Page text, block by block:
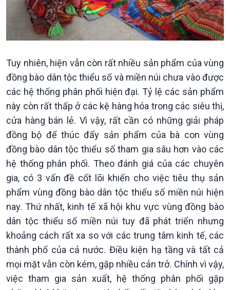
Xã hội
Tin Đời sống & Xã hội
360 độ Sức khỏe
Chuyển đổi Xanh
Tài nguyên và Môi trường
Chuyên gia của bạn
Xã hội chuyển động
Bước chân đến trường
Khoa học & Công nghệ
Tin Khoa học & Công nghệ
Kết nối công nghệ
Sống chung với biến đổi
khí hậu
Tuy nhiên, hiện vẫn còn rất nhiều sản phẩm của vùng
đồng bào dân tộc thiểu số và miền núi chưa vào được
các hệ thống phân phối hiện đại. Tỷ lệ các sản phẩm
này còn rất thấp ở các kệ hàng hóa trong các siêu thị,
cửa hàng bán lẻ. Vì vậy, rất cần có những giải pháp
đồng bộ để thúc đẩy sản phẩm của bà con vùng
đồng bào dân tộc thiểu số tham gia sâu hơn vào các
hệ thống phân phối. Theo đánh giá của các chuyên
gia, có 3 vấn đề cốt lõi khiến cho việc tiêu thụ sản
phẩm vùng đồng bào dân tộc thiểu số miền núi hiện
nay. Thứ nhất, kinh tế xã hội khu vực vùng đồng bào
dân tộc thiểu số miền núi tuy đã phát triển nhưng
khoảng cách rất xa so với các trung tâm kinh tế, các
thành phố của cả nước. Điều kiện hạ tầng và tất cả
mọi mặt vẫn còn kém, gặp nhiều cản trở. Chính vì vậy,
việc tham gia sản xuất, hệ thống phân phối gặp